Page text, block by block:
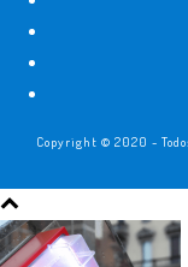
Copyright © 2020 -